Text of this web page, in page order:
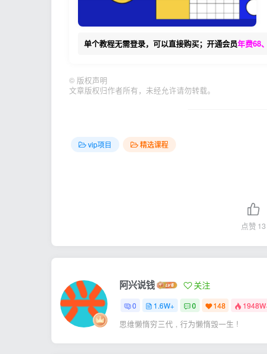
单个教程无需登录，可以直接购买；开通会员年费68
© 版权声明
文章版权归作者所有，未经允许请勿转载。
vip项目 精选课程
点赞 13
阿兴说钱 关注
0 1.6W+ 0 148
思维懒惰穷三代 , 行为懒惰毁一生 !